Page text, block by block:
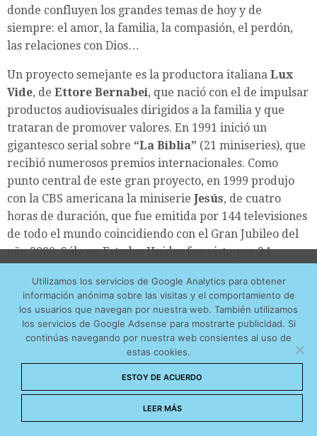
donde confluyen los grandes temas de hoy y de
siempre: el amor, la familia, la compasión, el perdón,
las relaciones con Dios…
Un proyecto semejante es la productora italiana Lux
Vide, de Ettore Bernabei, que nació con el de impulsar
productos audiovisuales dirigidos a la familia y que
trataran de promover valores. En 1991 inició un
gigantesco serial sobre “La Biblia” (21 miniseries), que
recibió numerosos premios internacionales. Como
punto central de este gran proyecto, en 1999 produjo
con la CBS americana la miniserie Jesús, de cuatro
horas de duración, que fue emitida por 144 televisiones
de todo el mundo coincidiendo con el Gran Jubileo del
año 2000. Sólo en Estados Unidos fue vista por 24
Emmy a la mejor miniserie del año. Culminado el serial
de la Biblia, inició otra serie documental sobre
personajes célebres del siglo XX: Marconi, Golda Meir,
Coco Chanel…. Pero las que cosecharon mayores
audiencias fueron, precisamente, las dedicadas a la
Madre Teresa de Calcuta,Juan XIII
Las tres alcanzaron en la televisión italiana shares
superiores al 25%, de forma que dieron el salto a las
Utilizamos los servicios de Google Analytics para obtener
información anónima sobre las visitas y el comportamiento de
los usuarios que navegan por nuestra web. También utilizamos
los servicios de Google Adsense para mostrarte publicidad. Si
continúas navegando por nuestra web consientes al uso de
estas cookies.
ESTOY DE ACUERDO
LEER MÁS
tráfico web que recibimos y conocer los servicios que
más os interesan. Puede cambiar las preferencias y
obtener más información sobre las cookies que
utilizamos en nuestra Política de cookies
Aceptar cookies
No permitir cookies